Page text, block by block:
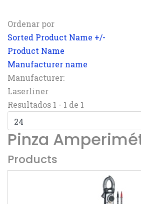
Ordenar por
Sorted Product Name +/-
Product Name
Manufacturer name
Manufacturer:
Laserliner
Resultados 1 - 1 de 1
Pinza
Products